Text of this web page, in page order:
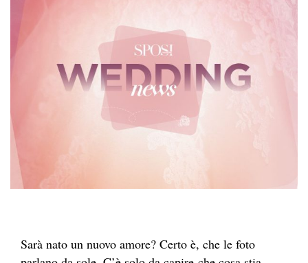
Sarà nato un nuovo amore? Certo è, che le foto